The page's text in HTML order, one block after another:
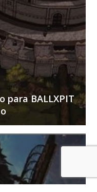
BALLXPIT